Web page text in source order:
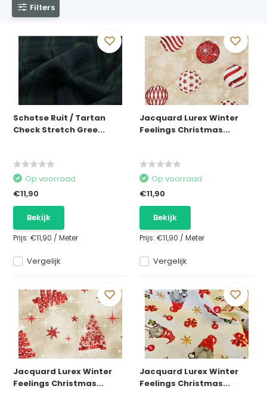
Filters
Schotse Ruit / Tartan
Check Stretch Gree...
Vergelijk
Op voorraad
€11,90
Bekijk
Prijs:€11,90 /Meter
Jacquard Lurex Winter
Feelings Christmas...
Vergelijk
Op voorraad
€11,90
Bekijk
Prijs: €11,90 / Meter
Jacquard Lurex Winter
Feelings Christmas...
Jacquard Lurex Winter
Feelings Christmas...